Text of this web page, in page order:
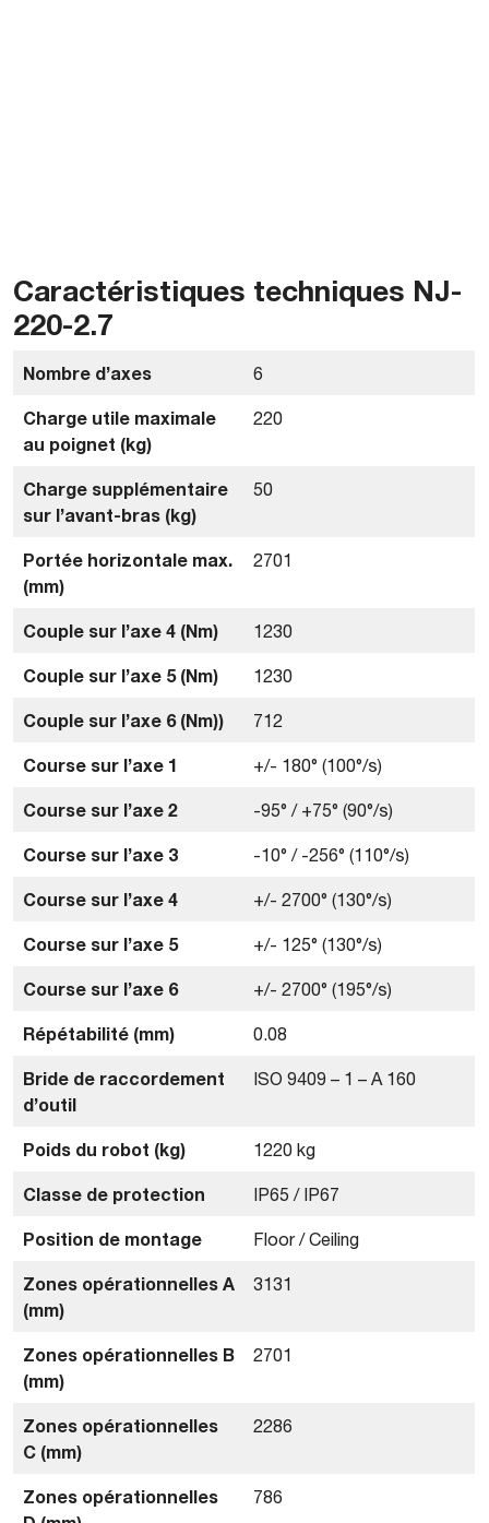
Caractéristiques techniques NJ-
220-2.7
Nombre d’axes 6
Charge utile maximale
au poignet (kg)
220
Charge supplémentaire
sur l’avant-bras (kg)
50
Portée horizontale max.
(mm)
2701
Couple sur l’axe 4 (Nm) 1230
Couple sur l’axe 5 (Nm) 1230
Couple sur l’axe 6 (Nm)) 712
Course sur l’axe 1 +/- 180° (100°/s)
Course sur l’axe 2 -95° / +75° (90°/s)
Course sur l’axe 3 -10° / -256° (110°/s)
Course sur l’axe 4 +/- 2700° (130°/s)
Course sur l’axe 5 +/- 125° (130°/s)
Course sur l’axe 6 +/- 2700° (195°/s)
Répétabilité (mm) 0.08
Bride de raccordement
d’outil
ISO 9409 – 1 – A 160
Poids du robot (kg) 1220 kg
Classe de protection IP65 / IP67
Position de montage Floor / Ceiling
Zones opérationnelles A
(mm)
3131
Zones opérationnelles B
(mm)
2701
Zones opérationnelles
C (mm)
2286
Zones opérationnelles
786